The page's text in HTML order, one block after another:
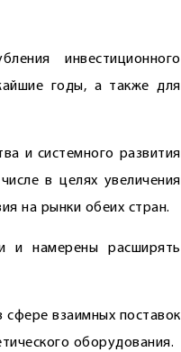
инвестиционного
годы, а также для
и системного развития
в целях увеличения
на рынки обеих стран.
и намерены расширять
сфере взаимных поставок
оборудования.